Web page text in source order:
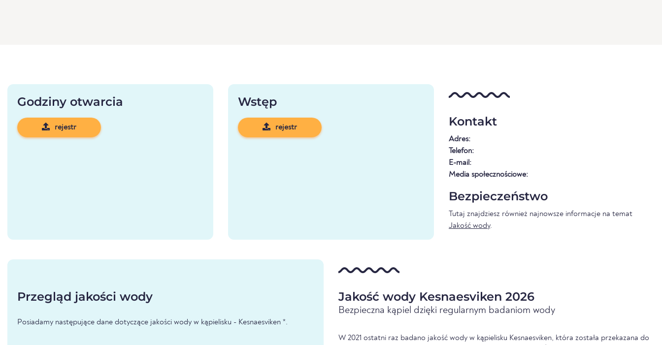
Godziny otwarcia
rejestr
Wstęp
rejestr Kontakt
Adres:
Telefon:
E-mail:
Media społecznościowe:
Bezpieczeństwo
Tutaj znajdziesz również najnowsze informacje na temat
Jakość wody.
Przegląd jakości wody
Posiadamy następujące dane dotyczące jakości wody w kąpielisku - Kesnaesviken *.
Jakość wody Kesnaesviken 2026
Bezpieczna kąpiel dzięki regularnym badaniom wody
W 2021 ostatni raz badano jakość wody w kąpielisku Kesnaesviken, która została przekazana do